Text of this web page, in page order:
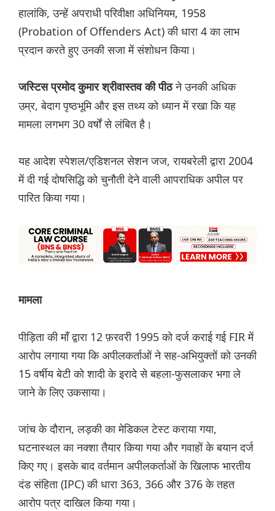
हालांकि, उन्हें अपराधी परिवीक्षा अधिनियम, 1958
(Probation of Offenders Act) की धारा 4 का लाभ
प्रदान करते हुए उनकी सजा में संशोधन किया।
जस्टिस प्रमोद कुमार श्रीवास्तव की पीठने उनकी अधिक
उम्र, बेदाग पृष्ठभूमि और इस तथ्य को ध्यान में रखा कि यह
मामला लगभग 30 वर्षों से लंबित है।
यह आदेश स्पेशल/एडिशनल सेशन जज, रायबरेली द्वारा 2004
में दी गई दोषसिद्धि को चुनौती देने वाली आपराधिक अपील पर
पारित किया गया।
मामला
पीड़िता की माँ द्वारा 12 फ़रवरी 1995 को दर्ज कराई गई FIR में
आरोप लगाया गया कि अपीलकर्ताओं ने सह-अभियुक्तों को उनकी
15 वर्षीय बेटी को शादी के इरादे से बहला-फुसलाकर भगा ले
जाने के लिए उकसाया।
जांच के दौरान, लड़की का मेडिकल टेस्ट कराया गया,
घटनास्थल का नक्शा तैयार किया गया और गवाहों के बयान दर्ज
किए गए। इसके बाद वर्तमान अपीलकर्ताओं के खिलाफ भारतीय
दंड संहिता (IPC) की धारा 363, 366 और 376 के तहत
आरोप पत्र दाखिल किया गया।